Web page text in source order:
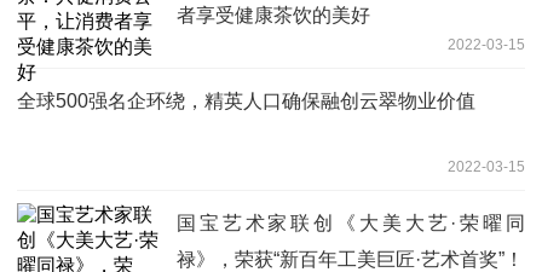
者享受健康茶饮的美好
2022-03-15
全球500强名企环绕，精英人口确保融创云翠物业价值
2022-03-15
国宝艺术家联创《大美大艺·荣曜同
禄》，荣获“新百年工美巨匠·艺术首奖”！